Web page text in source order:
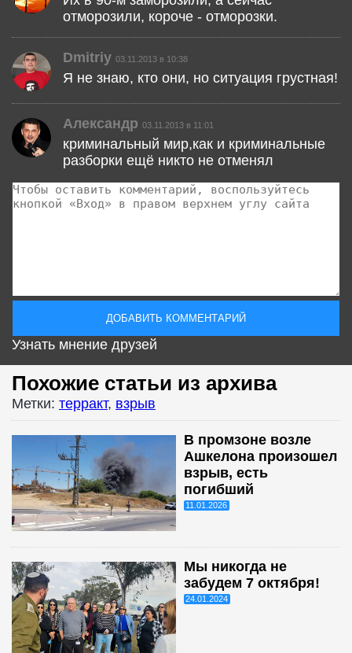
отморозили, короче - отморозки.
Dmitriy 03.11.2013 в 10:38
Я не знаю, кто они, но ситуация грустная!
Александр 03.11.2013 в 11:01
криминальный мир,как и криминальные
разборки ещё никто не отменял
Узнать мнение друзей
Похожие статьи из архива
Метки: терракт, взрыв
В промзоне возле
Ашкелона произошел
взрыв, есть
погибший
11.01.2026
Мы никогда не
забудем 7 октября!
24.01.2024